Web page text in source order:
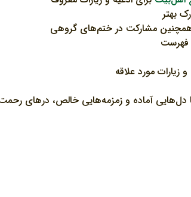
بهتر
مشارکت در ختم‌های گروهی
فهرست
مورد علاقه
آماده و زمزمه‌هایی خالص، درهای رحمت